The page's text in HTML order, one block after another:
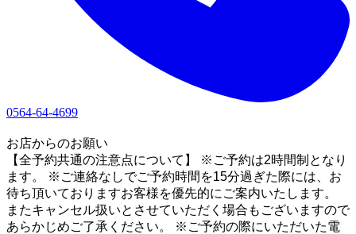
0564-64-4699
お店からのお願い
【全予約共通の注意点について】 ※ご予約は2時間制となり
ます。 ※ご連絡なしでご予約時間を15分過ぎた際には、お
待ち頂いておりますお客様を優先的にご案内いたします。
またキャンセル扱いとさせていただく場合もございますので
あらかじめご了承ください。 ※ご予約の際にいただいた電